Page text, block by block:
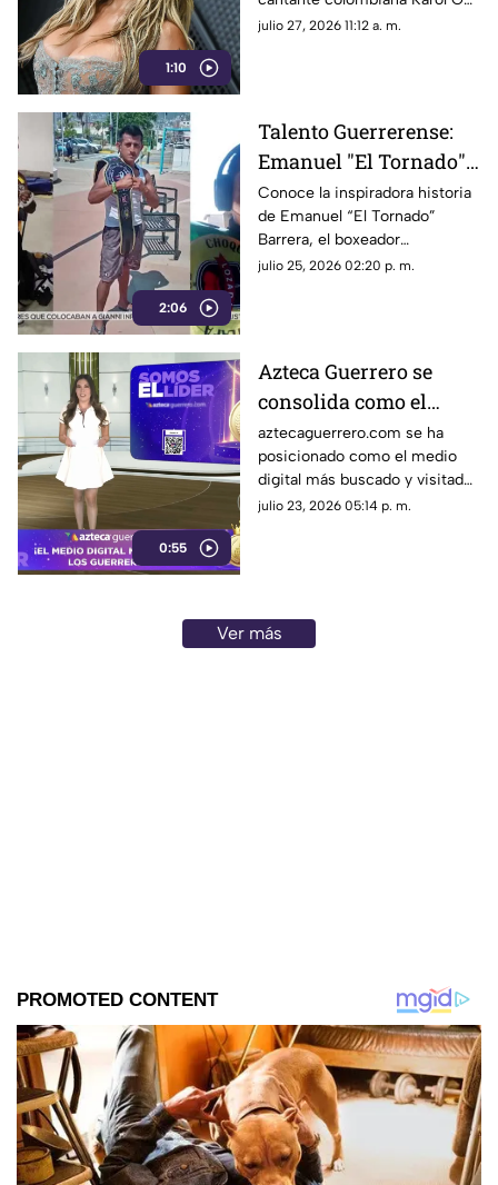
1:10
se tomaría un descanso de la
exclusivo de lo que promete
ser su nuevo sencillo titulado
“Matadora”.
julio 27, 2026 11:12 a. m.
2:06
Talento Guerrerense:
Emanuel "El Tornado"
Barrera, el boxeador
que conquista sus
sueños con disciplina y
sencillez
Conoce la inspiradora historia
de Emanuel “El Tornado”
Barrera, el boxeador
guerrerense que demuestra
julio 25, 2026 02:20 p. m.
0:55
Azteca Guerrero se
consolida como el
medio digital líder en el
Estado
aztecaguerrero.com se ha
posicionado como el medio
digital más buscado y visitado
por los habitantes del estado
audiencia local.
julio 23, 2026 05:14 p. m.
Ver más